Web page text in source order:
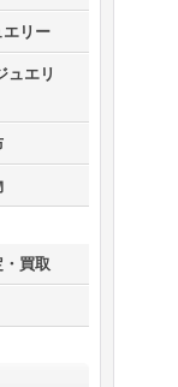
リー
ュエリ
買取